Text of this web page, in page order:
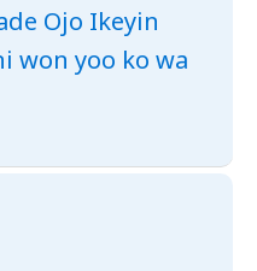
Ojo Ikeyin
won yoo ko wa